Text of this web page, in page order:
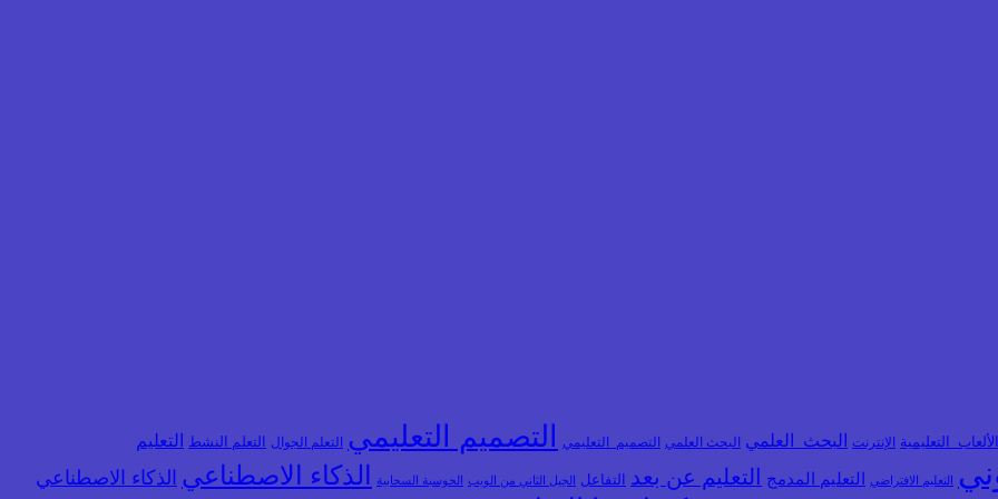
الألعاب_التعليمية الإنترنت البحث_العلمي البحث العلمي التصميم_التعليمي التصميم التعليمي التعلم الجوال التعلم النشط التعليم
التعليم الافتراضي التعليم المدمج التعليم عن بعد التفاعل الجيل الثاني من الويب الحوسبة السحابية الذكاء الاصطناعي الذكاء الاصطناعي